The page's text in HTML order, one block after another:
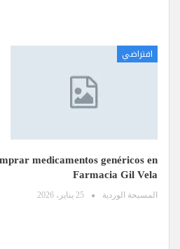
افتراضي
medicamentos genéricos en
Farmacia Gil Vela
المسبحة الوردية 25 يناير، 2026